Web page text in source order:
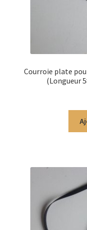
Courroie plate
(Longueur